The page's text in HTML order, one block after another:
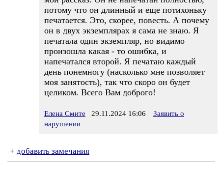
потому что он длинный и еще потихоньку
печатается. Это, скорее, повесть. А почему
он в двух экземплярах я сама не знаю. Я
печатала один экземпляр, но видимо
произошла какая - то ошибка, и
напечатался второй. Я печатаю каждый
день понемногу (насколько мне позволяет
моя занятость), так что скоро он будет
целиком. Всего Вам доброго!
Елена Смите 29.11.2024 16:06
Заявить о
нарушении
+ добавить замечания